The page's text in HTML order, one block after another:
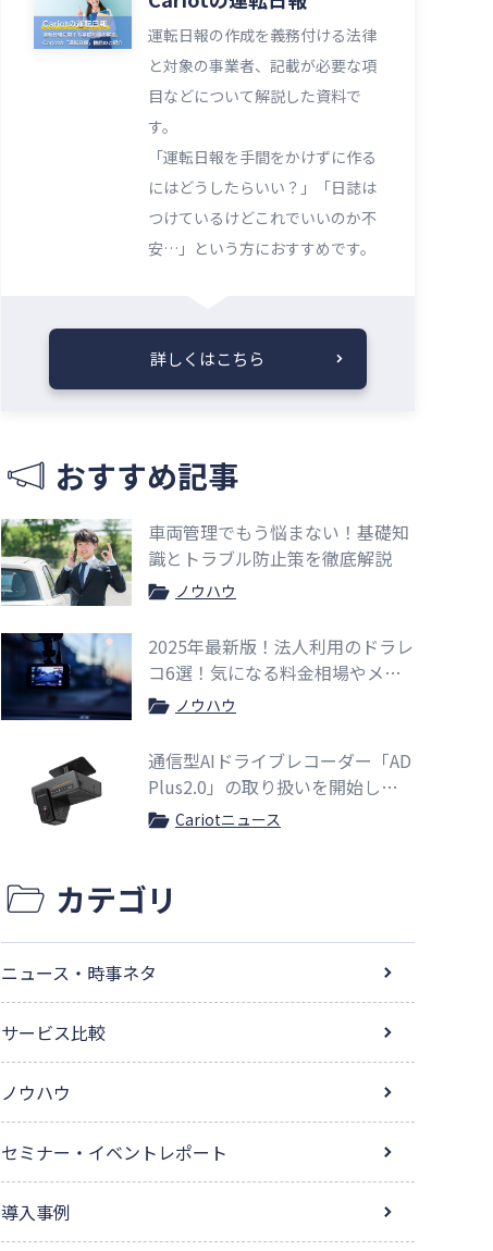
運転日報の作成を義務付ける法律
と対象の事業者、記載が必要な項
目などについて解説した資料で
す。
「運転日報を手間をかけずに作る
にはどうしたらいい？」「日誌は
つけているけどこれでいいのか不
安…」という方におすすめです。
詳しくはこちら
おすすめ記事
車両管理でもう悩まない！基礎知
識とトラブル防止策を徹底解説
ノウハウ
2025年最新版！法人利用のドラレ
コ6選！気になる料金相場やメリ
ットも紹介
ノウハウ
通信型AIドライブレコーダー「AD
Plus2.0」の取り扱いを開始しま
したCariotニュース
カテゴリ
ニュース・時事ネタ
サービス比較
ノウハウ
セミナー・イベントレポート
導入事例